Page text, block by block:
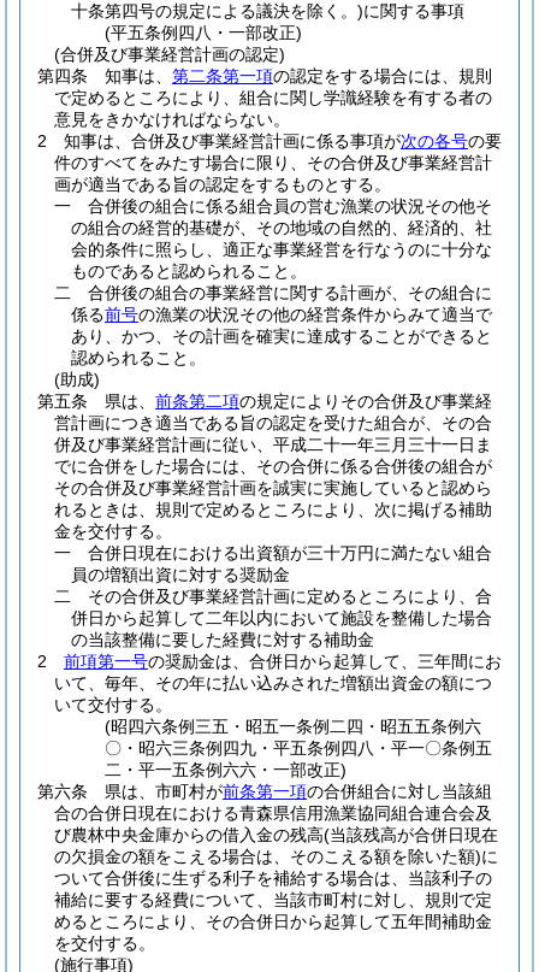
十条第四号の規定による議決を除く。)に関する事項
(平五条例四八・一部改正)
(合併及び事業経営計画の認定)
第四条
知事は、 第二条第一項の認定をする場合には、規則
で定めるところにより、組合に関し学識経験を有する者の
意見をきかなければならない。
2
知事は、合併及び事業経営計画に係る事項が次の各号の要
件のすべてをみたす場合に限り、その合併及び事業経営計
画が適当である旨の認定をするものとする。
一
合併後の組合に係る組合員の営む漁業の状況その他そ
の組合の経営的基礎が、その地域の自然的、経済的、社
会的条件に照らし、適正な事業経営を行なうのに十分な
ものであると認められること。
二
合併後の組合の事業経営に関する計画が、その組合に
係る前号の漁業の状況その他の経営条件からみて適当で
あり、かつ、その計画を確実に達成することができると
認められること。
(助成)
第五条
県は、 前条第二項の規定によりその合併及び事業経
営計画につき適当である旨の認定を受けた組合が、その合
併及び事業経営計画に従い、平成二十一年三月三十一日ま
でに合併をした場合には、その合併に係る合併後の組合が
その合併及び事業経営計画を誠実に実施していると認めら
れるときは、規則で定めるところにより、次に掲げる補助
金を交付する。
一
合併日現在における出資額が三十万円に満たない組合
員の増額出資に対する奨励金
二
その合併及び事業経営計画に定めるところにより、合
併日から起算して二年以内において施設を整備した場合
の当該整備に要した経費に対する補助金
2
前項第一号の奨励金は、合併日から起算して、三年間にお
いて、毎年、その年に払い込みされた増額出資金の額につ
いて交付する。
(昭四六条例三五・昭五一条例二四・昭五五条例六
〇・昭六三条例四九・平五条例四八・平一〇条例五
二・平一五条例六六・一部改正)
第六条
県は、市町村が前条第一項の合併組合に対し当該組
合の合併日現在における青森県信用漁業協同組合連合会及
び農林中央金庫からの借入金の残高(当該残高が合併日現在
の欠損金の額をこえる場合は、そのこえる額を除いた額)に
ついて合併後に生ずる利子を補給する場合は、当該利子の
補給に要する経費について、当該市町村に対し、規則で定
めるところにより、その合併日から起算して五年間補助金
を交付する。
(施行事項)